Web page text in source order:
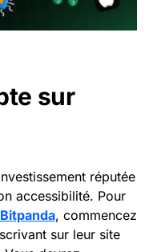
sur
réputée
accessibilité. Pour
Bitpanda, commencez
sur leur site